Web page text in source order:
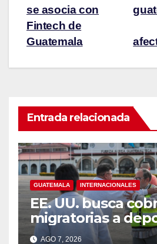
se asocia con
Fintech de
Guatemala
Entrada relacionada
GUATEMALA INTERNACIONALES
EE. UU. busca
migratorias a
que viven en
AGO 7, 2026